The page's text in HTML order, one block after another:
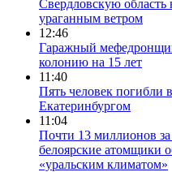
Свердловскую область
ураганным ветром
12:46
Гаражный
колонию на 15 лет
11:40
Пять человек погибли
Екатеринбургом
11:04
Почти 13 миллионов
белоярские атомщики
«уральским климатом»